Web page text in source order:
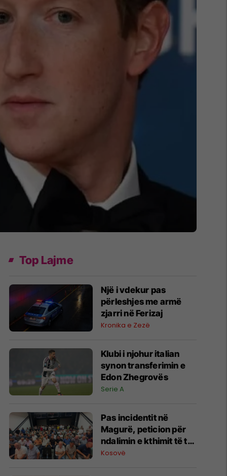
Top Lajme
Një i vdekur pas
përleshjes me armë
zjarri në Ferizaj
Kronika e Zezë
Klubi i njohur italian
synon transferimin e
Edon Zhegrovës
Serie A
​Pas incidentit në
Magurë, peticion për
ndalimin e kthimit të të
dyshuarve në fshat
Kosovë